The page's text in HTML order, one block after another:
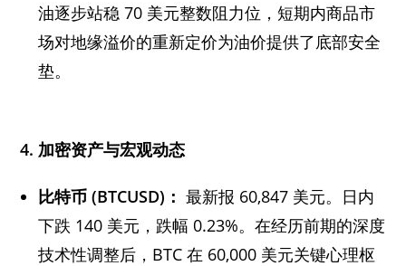
油逐步站稳 70 美元整数阻力位，短期内商品市
场对地缘溢价的重新定价为油价提供了底部安全
垫。
4. 加密资产与宏观动态
比特币 (BTCUSD) ： 最新报 60,847 美元。日内
下跌 140 美元，跌幅 0.23%。在经历前期的深度
技术性调整后，BTC 在 60,000 美元关键心理枢